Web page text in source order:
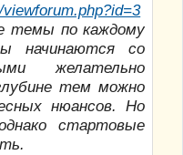
темы по каждому
начинаются со
желательно
тем можно
нюансов. Но
стартовые